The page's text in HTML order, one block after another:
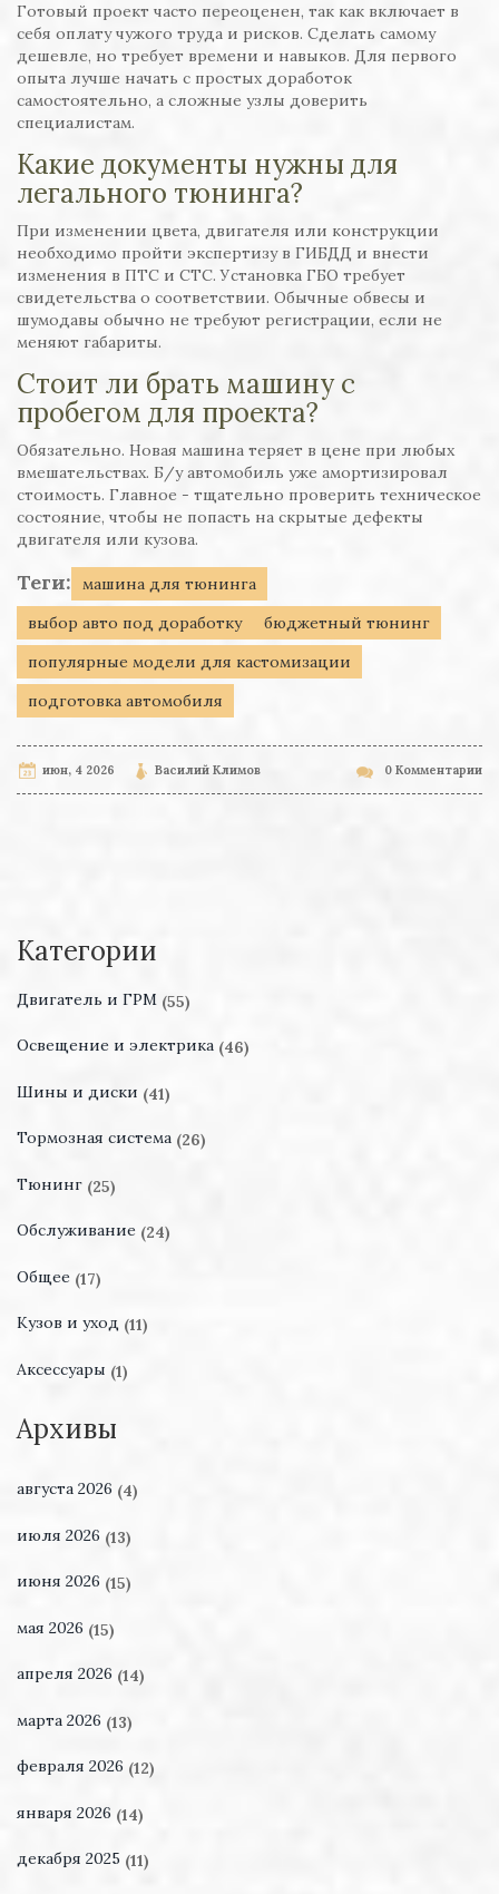
Готовый проект часто переоценен, так как включает в
себя оплату чужого труда и рисков. Сделать самому
дешевле, но требует времени и навыков. Для первого
опыта лучше начать с простых доработок
самостоятельно, а сложные узлы доверить
специалистам.
Какие документы нужны для
легального тюнинга?
При изменении цвета, двигателя или конструкции
необходимо пройти экспертизу в ГИБДД и внести
изменения в ПТС и СТС. Установка ГБО требует
свидетельства о соответствии. Обычные обвесы и
шумодавы обычно не требуют регистрации, если не
меняют габариты.
Стоит ли брать машину с
пробегом для проекта?
Обязательно. Новая машина теряет в цене при любых
вмешательствах. Б/у автомобиль уже амортизировал
стоимость. Главное - тщательно проверить техническое
состояние, чтобы не попасть на скрытые дефекты
двигателя или кузова.
Теги:
машина для тюнинга
выбор авто под доработку
бюджетный тюнинг
популярные модели для кастомизации
подготовка автомобиля
июн, 4 2026 Василий Климов 0 Комментарии
Категории
Двигатель и ГРМ (55)
Освещение и электрика (46)
Шины и диски (41)
Тормозная система (26)
Тюнинг (25)
Обслуживание (24)
Общее (17)
Кузов и уход (11)
Аксессуары (1)
Архивы
августа 2026 (4)
июля 2026 (13)
июня 2026 (15)
мая 2026 (15)
апреля 2026 (14)
марта 2026 (13)
февраля 2026 (12)
января 2026 (14)
декабря 2025 (11)